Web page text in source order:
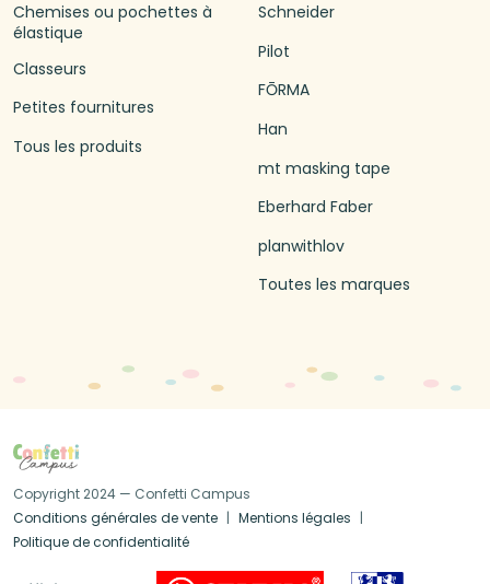
Chemises ou pochettes à
élastique
Classeurs
Petites fournitures
Tous les produits
Schneider
Pilot
FŌRMA
Han
mt masking tape
Eberhard Faber
planwithlov
Toutes les marques
Copyright 2024 — Confetti Campus
Conditions générales de vente
Mentions légales
Politique de confidentialité